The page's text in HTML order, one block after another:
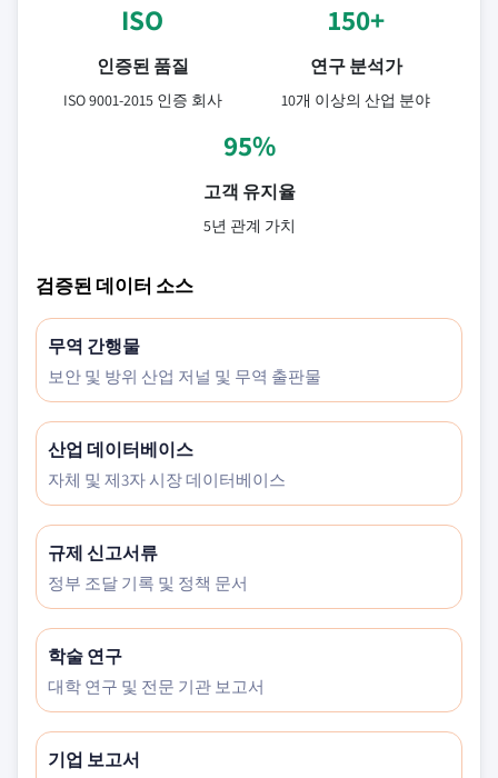
ISO
인증된 품질
ISO 9001-2015 인증 회사
150+
연구 분석가
10개 이상의 산업 분야
95%
고객 유지율
5년 관계 가치
검증된 데이터 소스
무역 간행물
보안 및 방위 산업 저널 및 무역 출판물
산업 데이터베이스
자체 및 제3자 시장 데이터베이스
규제 신고서류
정부 조달 기록 및 정책 문서
학술 연구
대학 연구 및 전문 기관 보고서
기업 보고서